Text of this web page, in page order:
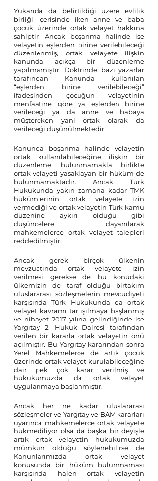
Yukarıda da belirtildiği üzere evlilik
birliği içerisinde iken anne ve baba
çocuk üzerinde ortak velayet hakkına
sahiptir. Ancak boşanma halinde ise
velayetin eşlerden birine verilebileceği
düzenlenmiş, ortak velayete ilişkin
kanunda açıkça bir düzenleme
yapılmamıştır. Doktrinde bazı yazarlar
tarafından Kanunda kullanılan
“eşlerden birine verilebileceği”
ifadesinden çocuğun velayetinin
menfaatine göre ya eşlerden birine
verileceği ya da anne ve babaya
müştereken yani ortak olarak da
verileceği düşünülmektedir.
Kanunda boşanma halinde velayetin
ortak kullanılabileceğine ilişkin bir
düzenleme bulunmamakla birlikte
ortak velayeti yasaklayan bir hüküm de
bulunmamaktadır. Ancak Türk
Hukukunda yakın zamana kadar TMK
hükümlerinin ortak velayete izin
vermediği ve ortak velayetin Türk kamu
düzenine aykırı olduğu gibi
düşüncelere dayanılarak
mahkemelerce ortak velayet talepleri
reddedilmiştir.
Ancak gerek birçok ülkenin
mevzuatında ortak velayete izin
verilmesi gerekse de bu konudaki
ülkemizin de taraf olduğu birtakım
uluslararası sözleşmelerin mevcudiyeti
karşısında Türk Hukukunda da ortak
velayet kavramı tartışılmaya başlanmış
ve nihayet 2017 yılına gelindiğinde ise
Yargıtay 2. Hukuk Dairesi tarafından
verilen bir kararla ortak velayetin önü
açılmıştır. Bu Yargıtay kararından sonra
Yerel Mahkemelerce de artık çocuk
üzerinde ortak velayet kurulabileceğine
dair pek çok karar verilmiş ve
hukukumuzda da ortak velayet
uygulanmaya başlanmıştır.
Ancak her ne kadar uluslararası
sözleşmeler ve Yargıtay ve BAM kararları
uyarınca mahkemelerce ortak velayete
hükmediliyor olsa da başka bir deyişle
artık ortak velayetin hukukumuzda
mümkün olduğu söylenebilirse de
Kanunlarımızda ortak velayet
konusunda bir hüküm bulunmaması
karşısında halen ortak velayetin